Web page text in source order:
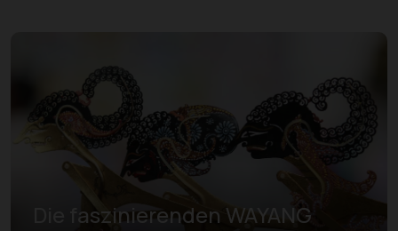
Die faszinierenden WAYANG